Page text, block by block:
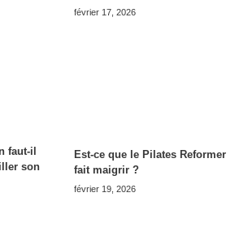
février 17, 2026
faut-il
son
Est-ce que le Pilates Reformer
fait maigrir ?
février 19, 2026